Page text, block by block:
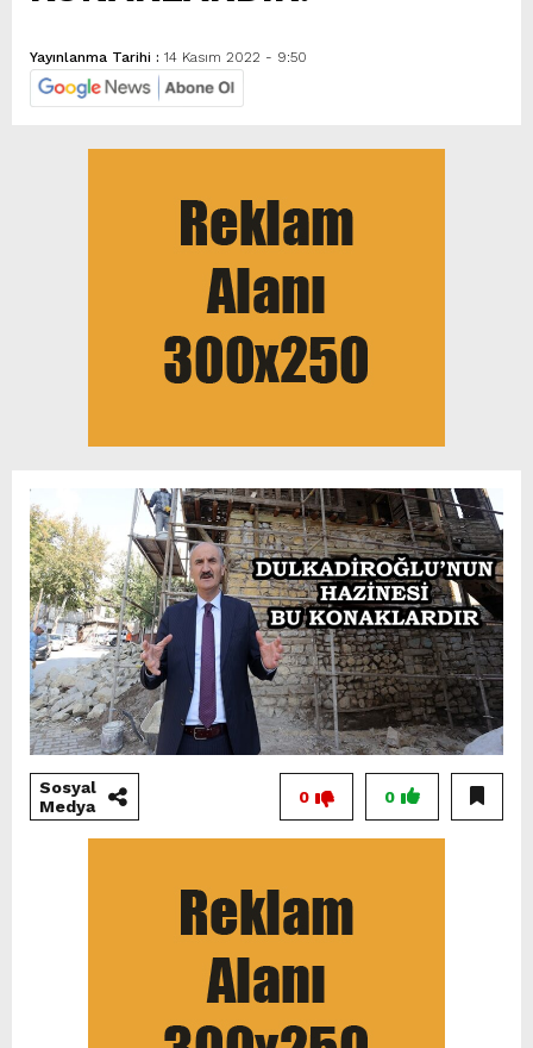
Yayınlanma Tarihi : 14 Kasım 2022 - 9:50
Sosyal
Medya
0
0